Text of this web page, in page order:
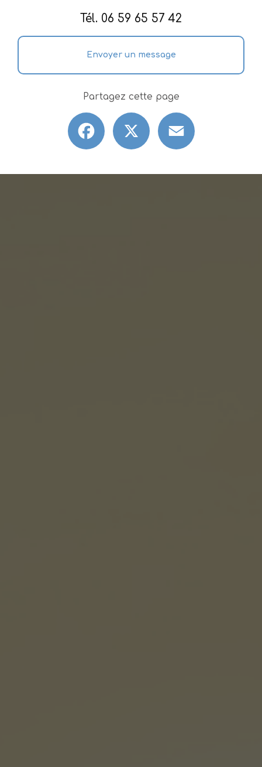
Tél. 06 59 65 57 42
Envoyer un message
Partagez cette page
Facebook